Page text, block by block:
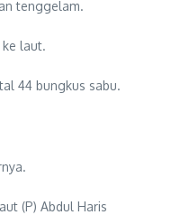
tenggelam.
laut.
44 bungkus sabu.
(P) Abdul Haris